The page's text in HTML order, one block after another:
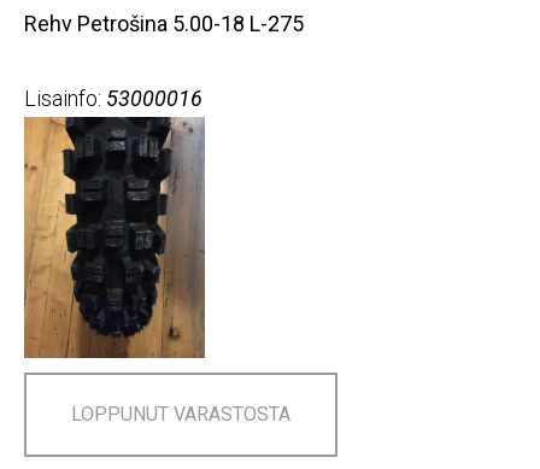
Rehv Petrošina 5.00-18 L-275
Lisainfo: 53000016
LOPPUNUT VARASTOSTA